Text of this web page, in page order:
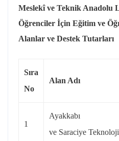
Meslekî ve Teknik Anadolu
Öğrenciler İçin Eğitim ve
Alanlar ve Destek Tutarları
Sıra
No
Alan Adı
1
Ayakkabı
ve Saraciye